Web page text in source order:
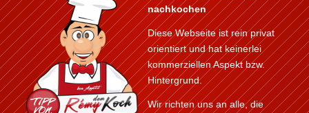
nachkochen
Diese Webseite ist rein privat
orientiert und hat keinerlei
kommerziellen Aspekt bzw.
Hintergrund.
Wir richten uns an alle, die